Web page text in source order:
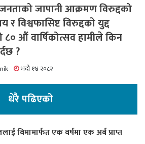
जापानी आक्रमण विरुद्दको
र विश्वफासिष्ट विरुद्दको युद्द
औं वार्षिकोत्सव हामीले किन
?
भदौ १४ २०८२
धेरै पढिएको
बिमामार्फत एक वर्षमा एक अर्ब प्राप्त